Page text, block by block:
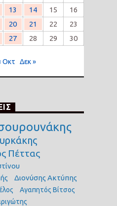
13 14 15
16
20 21 22
23
27 28 29 30
Οκτ Δεκ »
Πέττας
Διονύσης Ακτύπης
Αγαπητός Βίτσος